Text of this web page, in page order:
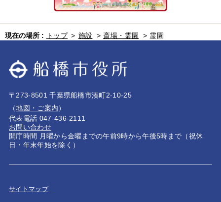
現在の場所 : トップ > 施設 > 斎場・霊園 > 霊園
〒273-8501 千葉県船橋市湊町2-10-25
（地図・ご案内）
代表電話 047-436-2111
お問い合わせ
開庁時間 月曜から金曜までの午前9時から午後5時まで（祝休
日・年末年始を除く）
サイトマップ